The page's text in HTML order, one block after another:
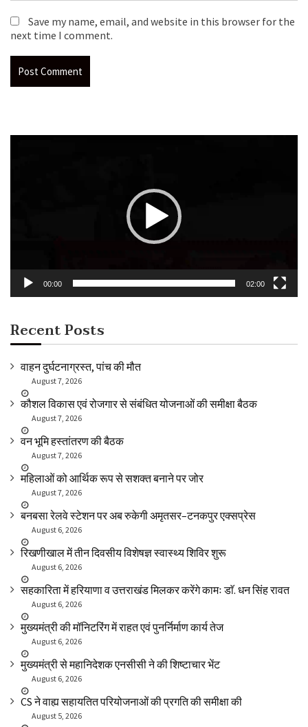
Save my name, email, and website in this browser for the
next time I comment.
00:00 02:00
Recent Posts
वाहन दुर्घटनाग्रस्त, पांच की मौत
August 7, 2026
कौशल विकास एवं रोजगार से संबंधित योजनाओं की समीक्षा बैठक
August 7, 2026
वन भूमि हस्तांतरण की बैठक
August 7, 2026
महिलाओं को आर्थिक रूप से सशक्त बनाने पर जोर
August 7, 2026
बनबसा रेलवे स्टेशन पर अब रुकेगी अमृतसर–टनकपुर एक्सप्रेस
August 6, 2026
रिखणीखाल में तीन दिवसीय विशेषज्ञ स्वास्थ्य शिविर शुरू
August 6, 2026
सहकारिता में हरियाणा व उत्तराखंड मिलकर करेंगे कामः डाॅ. धन सिंह रावत
August 6, 2026
मुख्यमंत्री की मॉनिटरिंग में राहत एवं पुनर्निर्माण कार्य तेज
August 6, 2026
मुख्यमंत्री से महानिदेशक एनसीसी ने की शिष्टाचार भेंट
August 6, 2026
CS ने वाह्य सहायतित परियोजनाओं की प्रगति की समीक्षा की
August 5, 2026